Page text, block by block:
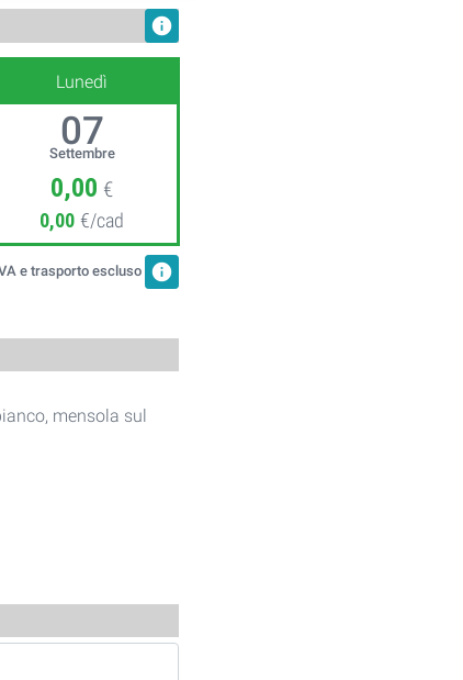
info
Lunedì
07
Settembre
0,00 €
0,00 €/cad
e trasporto escluso info
mensola sul